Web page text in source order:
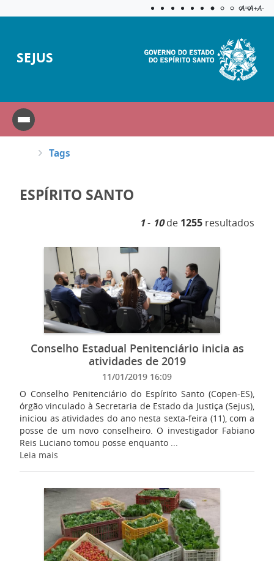
Aplicar
A=A+A-
SEJUS
Tags
ESPÍRITO SANTO
1- 10de 1255 resultados
Conselho Estadual Penitenciário inicia as
atividades de 2019
11/01/2019 16:09
O Conselho Penitenciário do Espírito Santo (Copen-ES),
órgão vinculado à Secretaria de Estado da Justiça (Sejus),
iniciou as atividades do ano nesta sexta-feira (11), com a
posse de um novo conselheiro. O investigador Fabiano
Reis Luciano tomou posse enquanto ...
Leia mais